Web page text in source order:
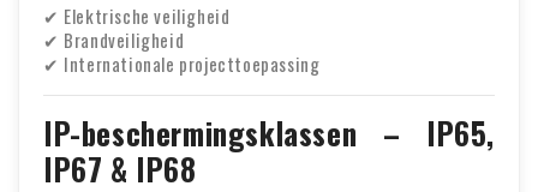
✔ Elektrische veiligheid
✔ Brandveiligheid
✔ Internationale projecttoepassing
IP-beschermingsklassen – IP65,
IP67 & IP68